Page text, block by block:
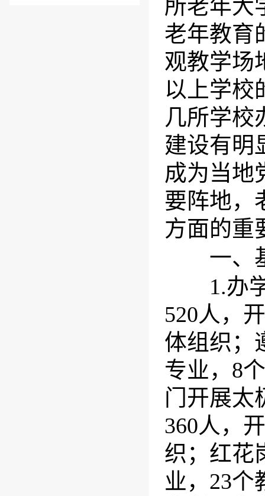
所老年大
老年教育
观教学场
以上学校
几所学校
建设有明
成为当地
要阵地，
方面的重
一、
1.办学
520人，
体组织；
专业，8
门开展太
360人，
织；红花
业，23个